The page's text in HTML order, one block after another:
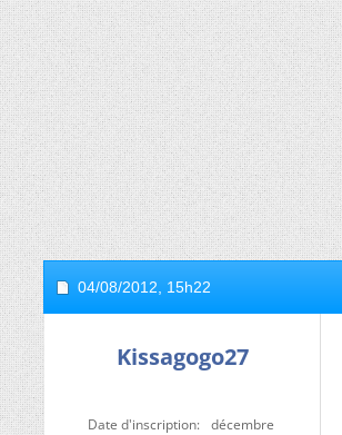
04/08/2012, 15h22
Kissagogo27
Date d'inscription
décembre